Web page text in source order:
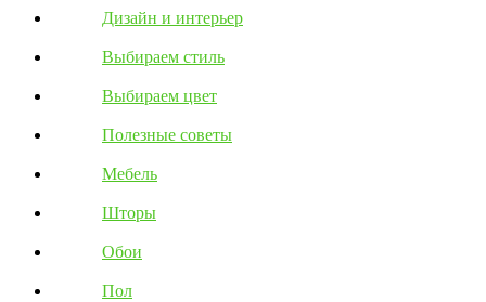
Дизайн и интерьер
Выбираем стиль
Выбираем цвет
Полезные советы
Мебель
Шторы
Обои
Пол